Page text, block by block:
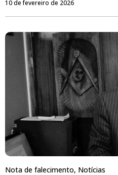
10 de fevereiro de 2026
Nota de falecimento, Notícias